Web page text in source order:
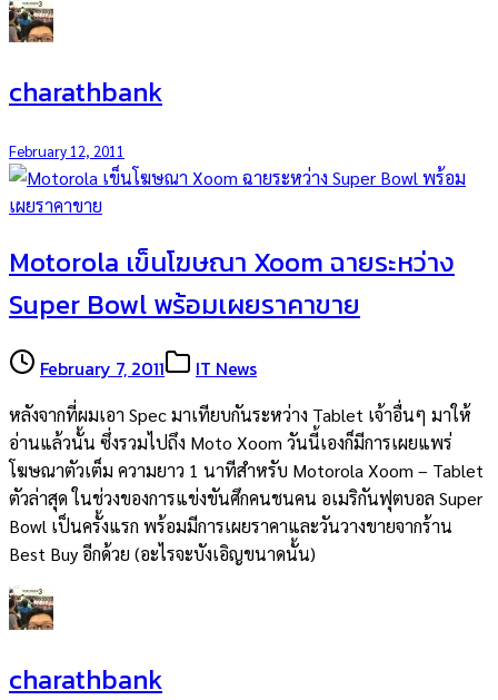
charathbank
February 12, 2011
Motorola เข็นโฆษณา Xoom ฉายระหว่าง
Super Bowl พร้อมเผยราคาขาย
February 7, 2011 IT News
หลังจากที่ผมเอา Spec มาเทียบกันระหว่าง Tablet เจ้าอื่นๆ มาให้
อ่านแล้วนั้น ซึ่งรวมไปถึง Moto Xoom วันนี้เองก็มีการเผยแพร่
โฆษณาตัวเต็ม ความยาว 1 นาทีสำหรับ Motorola Xoom – Tablet
ตัวล่าสุด ในช่วงของการแข่งขันศึกคนชนคน อเมริกันฟุตบอล Super
Bowl เป็นครั้งแรก พร้อมมีการเผยราคาและวันวางขายจากร้าน
Best Buy อีกด้วย (อะไรจะบังเอิญขนาดนั้น)
charathbank